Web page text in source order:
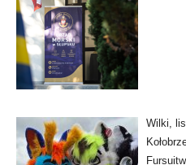
Wilki,